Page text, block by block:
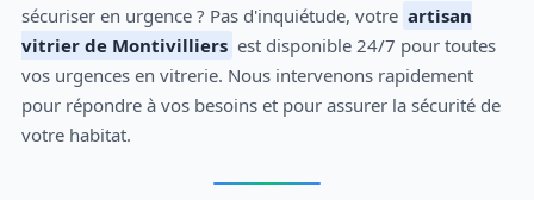
sécuriser en urgence ? Pas d'inquiétude, votre artisan
vitrier de Montivilliers est disponible 24/7 pour toutes
vos urgences en vitrerie. Nous intervenons rapidement
pour répondre à vos besoins et pour assurer la sécurité de
votre habitat.